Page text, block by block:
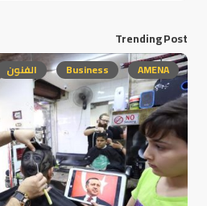
Trending Post
AMENA
Business الفنون